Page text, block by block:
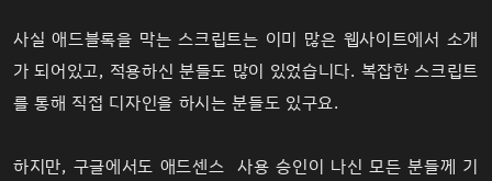
사실 애드블록을 막는 스크립트는 이미 많은 웹사이트에서 소개
가 되어있고, 적용하신 분들도 많이 있었습니다. 복잡한 스크립트
를 통해 직접 디자인을 하시는 분들도 있구요.
하지만, 구글에서도 애드센스 사용 승인이 나신 모든 분들께 기